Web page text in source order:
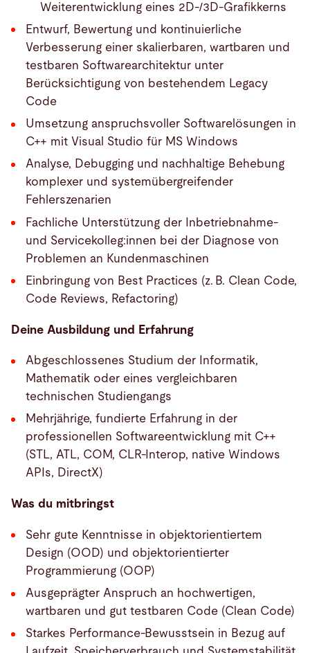
Weiterentwicklung eines 2D-/3D-Grafikkerns
Entwurf, Bewertung und kontinuierliche
Verbesserung einer skalierbaren, wartbaren und
testbaren Softwarearchitektur unter
Berücksichtigung von bestehendem Legacy
Code
Umsetzung anspruchsvoller Softwarelösungen in
C++ mit Visual Studio für MS Windows
Analyse, Debugging und nachhaltige Behebung
komplexer und systemübergreifender
Fehlerszenarien
Fachliche Unterstützung der Inbetriebnahme-
und Servicekolleg:innen bei der Diagnose von
Problemen an Kundenmaschinen
Einbringung von Best Practices (z. B. Clean Code,
Code Reviews, Refactoring)
Deine Ausbildung und Erfahrung
Abgeschlossenes Studium der Informatik,
Mathematik oder eines vergleichbaren
technischen Studiengangs
Mehrjährige, fundierte Erfahrung in der
professionellen Softwareentwicklung mit C++
(STL, ATL, COM, CLR-Interop, native Windows
APIs, DirectX)
Was du mitbringst
Sehr gute Kenntnisse in objektorientiertem
Design (OOD) und objektorientierter
Programmierung (OOP)
Ausgeprägter Anspruch an hochwertigen,
wartbaren und gut testbaren Code (Clean Code)
Starkes Performance-Bewusstsein in Bezug auf